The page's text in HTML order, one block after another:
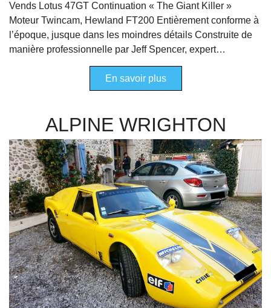
Vends Lotus 47GT Continuation « The Giant Killer »
Moteur Twincam, Hewland FT200 Entièrement conforme à
l’époque, jusque dans les moindres détails Construite de
manière professionnelle par Jeff Spencer, expert…
En savoir plus
ALPINE WRIGHTON